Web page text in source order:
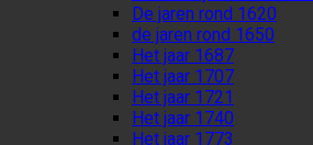
De jaren rond 1620
de jaren rond 1650
Het jaar 1687
Het jaar 1707
Het jaar 1721
Het jaar 1740
Het jaar 1773